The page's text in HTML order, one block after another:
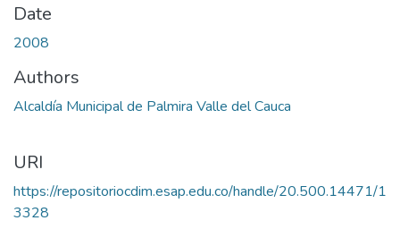
Date
2008
Authors
Alcaldía Municipal de Palmira Valle del Cauca
URI
https://repositoriocdim.esap.edu.co/handle/20.500.14471/1
3328